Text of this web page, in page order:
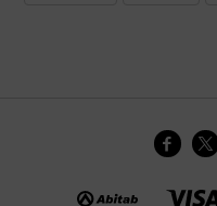
 